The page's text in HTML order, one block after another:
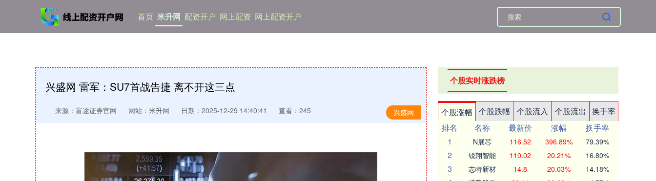
首页 米升网 配资开户 网上配资 网上配资开户
兴盛网 雷军：SU7首战告捷 离不开这三点
兴盛网
来源：富途证券官网 网站：米升网 日期：2025-12-29 14:40:41 查看：245
个股实时涨跌榜
个股涨幅 个股跌幅 个股流入 个股流出
换手率
排名
名称 最新价 涨幅
换手率
1
N展芯 116.52 396.89% 79.39%
2 锐翔智能 110.02 20.21% 16.80%
3 志特新材 14.8 20.03% 14.18%